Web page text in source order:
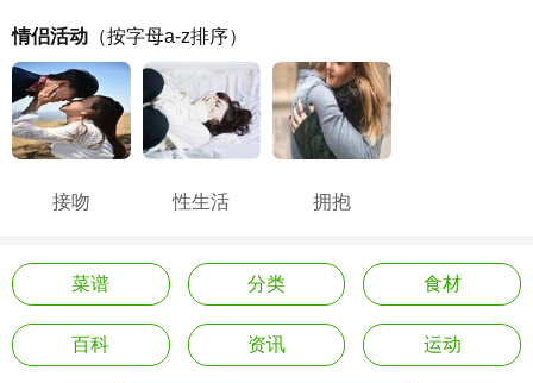
情侣活动 （按字母a-z排序）
接吻 性生活 拥抱
菜谱 分类 食材
百科 资讯 运动